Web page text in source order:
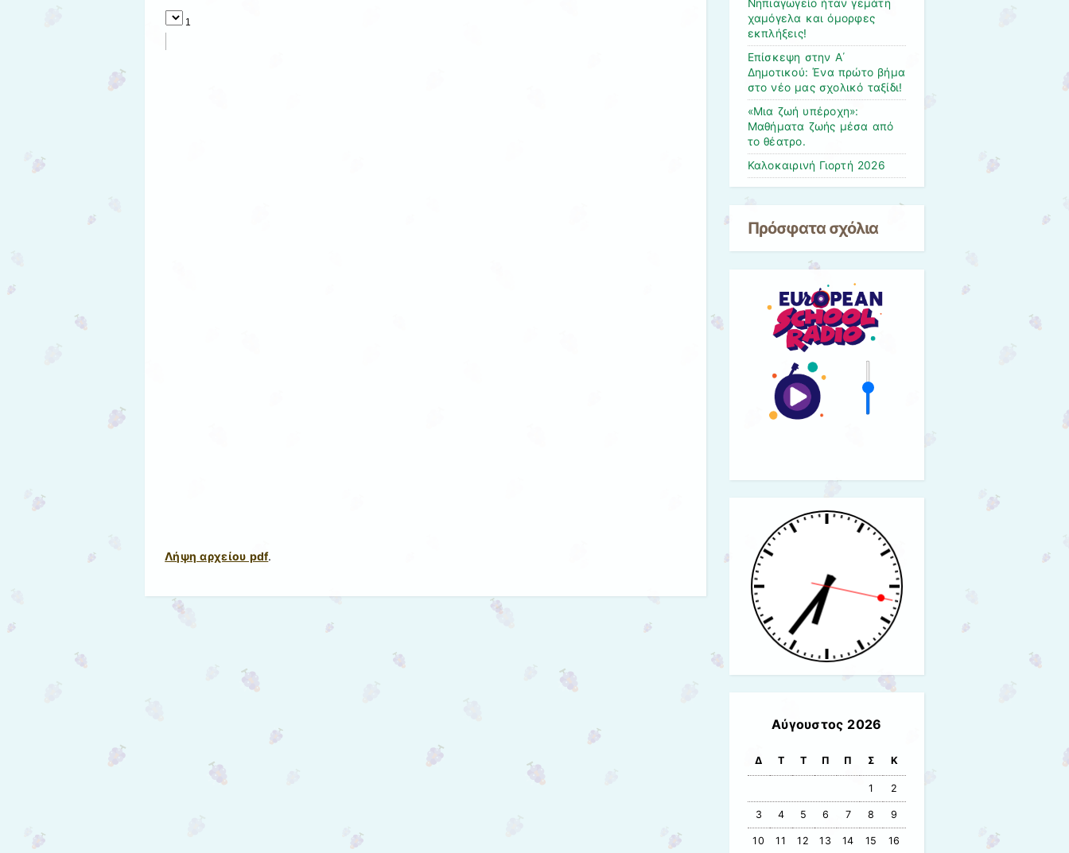
Λήψη αρχείου pdf.
Νηπιαγωγείο ήταν γεμάτη
χαμόγελα και όμορφες
εκπλήξεις!
Επίσκεψη στην Α΄
Δημοτικού: Ένα πρώτο βήμα
στο νέο μας σχολικό ταξίδι!
«Μια ζωή υπέροχη»:
Μαθήματα ζωής μέσα από
το θέατρο.
Καλοκαιρινή Γιορτή 2026
Πρόσφατα σχόλια
Αύγουστος 2026
Δ Τ Τ Π Π Σ Κ
1 2
3 4 5 6 7 8 9
10 11 12 13 14 15 16